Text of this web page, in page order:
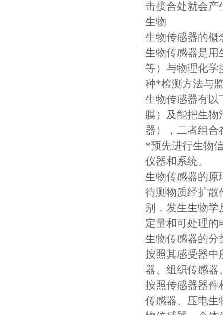
击接合处就会产
生物
生物传感器的概
生物传感器是用
等）与物理化学
种*检测方法与
生物传感器有以
膜）及能把生物
器），二者组
*预先进行生物
仪器和系统。
生物传感器的原
待测物质经扩
别，发生生物学
定量和可处理的
生物传感器的分
按照其感受器中
器、组织传感器
按照传感器器件
传感器、压电生